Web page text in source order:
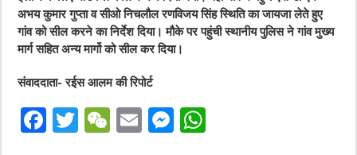
अभय कुमार गुप्ता व सीओ निचलौल रणविजय सिंह स्थिति का जायजा लेते हुए
गांव को सील करने का निर्देश दिया। मौके पर पहुंची स्थानीय पुलिस ने गांव मुख्य
मार्ग सहित अन्य मार्गो को सील कर दिया।
संवाददाता- रईस आलम की रिपोर्ट
F
T
W E
M